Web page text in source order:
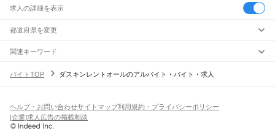
求人の詳細を表示
都道府県を変更
関連キーワード
大阪府 ダスキンレントオール群馬県 ダスキンレントオール
バイトTOP ダスキンレントオールのアルバイト・バイト・求人
ヘルプ・お問い合わせサイトマップ利用規約・プライバシーポリシー
[企業]求人広告の掲載相談